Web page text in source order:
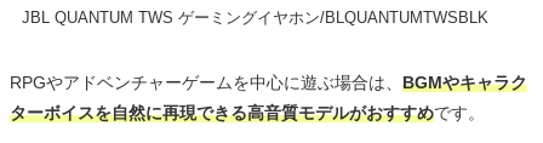
JBL QUANTUM TWS ゲーミングイヤホン/BLQUANTUMTWSBLK
RPGやアドベンチャーゲームを中心に遊ぶ場合は、 BGMやキャラク
ターボイスを自然に再現できる高音質モデルがおすすめです。